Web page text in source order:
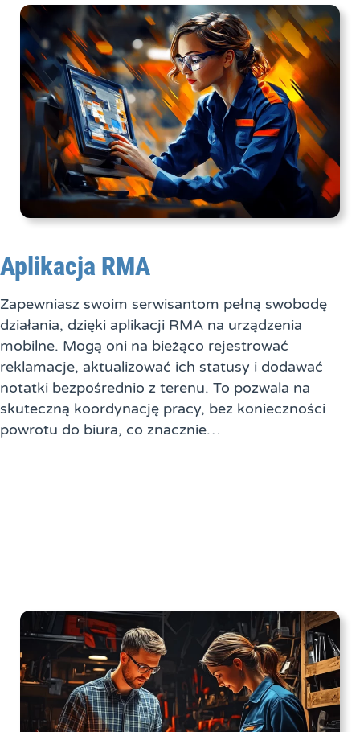
Aplikacja RMA
Zapewniasz swoim serwisantom pełną swobodę
działania, dzięki aplikacji RMA na urządzenia
mobilne. Mogą oni na bieżąco rejestrować
reklamacje, aktualizować ich statusy i dodawać
notatki bezpośrednio z terenu. To pozwala na
skuteczną koordynację pracy, bez konieczności
powrotu do biura, co znacznie…